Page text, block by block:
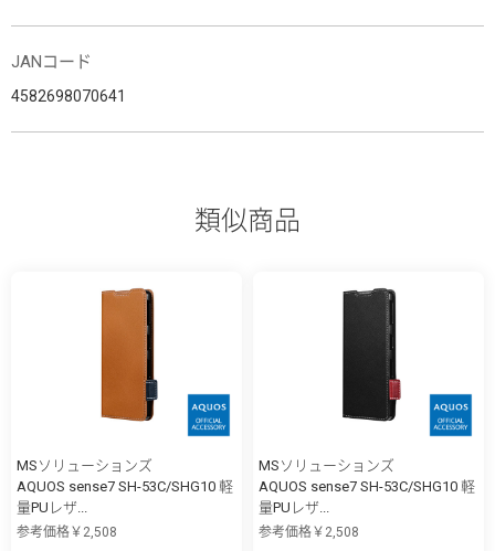
JANコード
4582698070641
類似商品
MSソリューションズ
AQUOS sense7 SH-53C/SHG10 軽
量PUレザ...
参考価格￥2,508
MSソリューションズ
AQUOS sense7 SH-53C/SHG10 軽
量PUレザ...
参考価格￥2,508